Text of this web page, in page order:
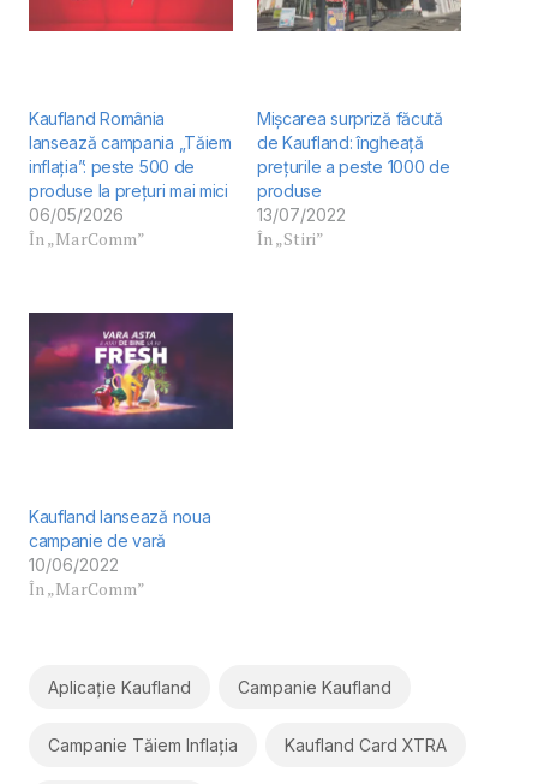
Kaufland România
lansează campania „Tăiem
inflația”: peste 500 de
produse la prețuri mai mici
06/05/2026
În „MarComm”
Mișcarea surpriză făcută
de Kaufland: îngheață
prețurile a peste 1000 de
produse
13/07/2022
În „Stiri”
Kaufland lansează noua
campanie de vară
10/06/2022
În „MarComm”
Aplicație Kaufland Campanie Kaufland
Campanie Tăiem Inflația Kaufland Card XTRA